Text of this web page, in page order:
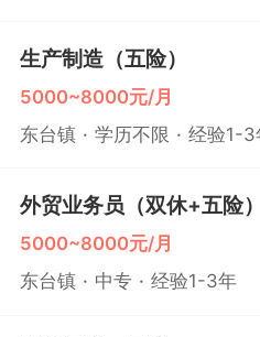
生产制造（五险）
5000~8000元/月
东台镇 学历不限 经验1-3
外贸业务员（双休+五险）
5000~8000元/月
东台镇 中专 经验1-3年